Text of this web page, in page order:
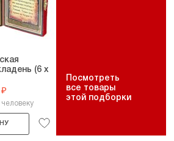
(6 х
₽
человеку
Посмотреть
все товары
этой подборки